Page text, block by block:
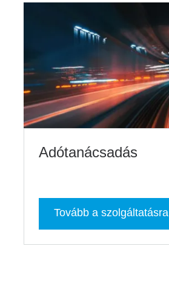
Adótanácsadás
Tovább a szolgáltatásra